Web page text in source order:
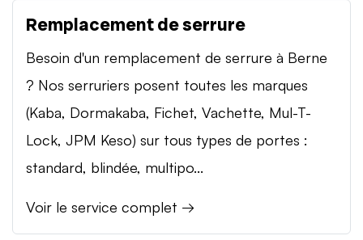
Remplacement de serrure
Besoin d'un remplacement de serrure à Berne
? Nos serruriers posent toutes les marques
(Kaba, Dormakaba, Fichet, Vachette, Mul-T-
Lock, JPM Keso) sur tous types de portes :
standard, blindée, multipo...
Voir le service complet →